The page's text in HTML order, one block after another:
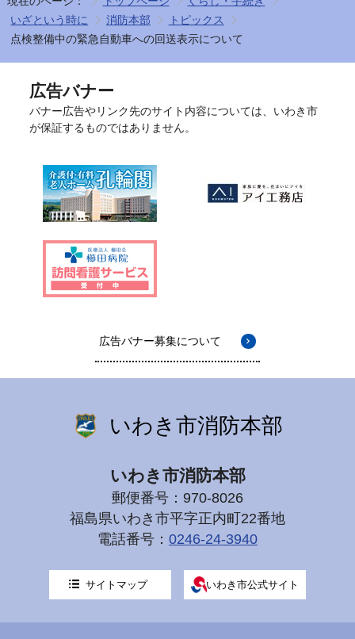
いざという時に
消防本部
トピックス
点検整備中の緊急自動車への回送表示について
広告バナー
バナー広告やリンク先のサイト内容については、いわき市
が保証するものではありません。
広告バナー募集について
いわき市消防本部
いわき市消防本部
郵便番号：970-8026
福島県いわき市平字正内町22番地
電話番号： 0246-24-3940
サイトマップ いわき市公式サイト